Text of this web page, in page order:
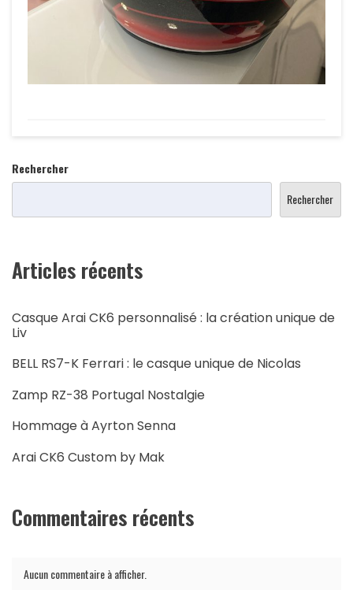
Rechercher
Rechercher
Articles récents
Casque Arai CK6 personnalisé : la création unique de
Liv
BELL RS7-K Ferrari : le casque unique de Nicolas
Zamp RZ-38 Portugal Nostalgie
Hommage à Ayrton Senna
Arai CK6 Custom by Mak
Commentaires récents
Aucun commentaire à afficher.